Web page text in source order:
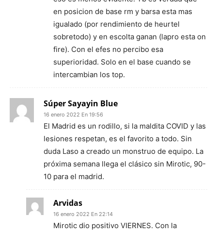
en posicion de base rm y barsa esta mas
igualado (por rendimiento de heurtel
sobretodo) y en escolta ganan (lapro esta on
fire). Con el efes no percibo esa
superioridad. Solo en el base cuando se
intercambian los top.
Súper Sayayin Blue
16 enero 2022 En 19:56
El Madrid es un rodillo, si la maldita COVID y las
lesiones respetan, es el favorito a todo. Sin
duda Laso a creado un monstruo de equipo. La
próxima semana llega el clásico sin Mirotic, 90-
10 para el madrid.
Arvidas
16 enero 2022 En 22:14
Mirotic dio positivo VIERNES. Con la